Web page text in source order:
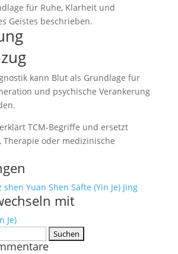
für Ruhe, Klarheit und
Geistes beschrieben.
kann Blut als Grundlage für
und psychische Verankerung
TCM-Begriffe und ersetzt
Therapie oder medizinische
shen Yuan Shen Säfte (Yin Je) Jing
mit
Je)